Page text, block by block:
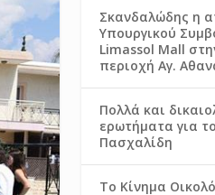
Σκανδαλώδης η
Υπουργικού
Limassol Mall
περιοχή Αγ.
Πολλά και
ερωτήματα για
Πασχαλίδη
Το Κίνημα